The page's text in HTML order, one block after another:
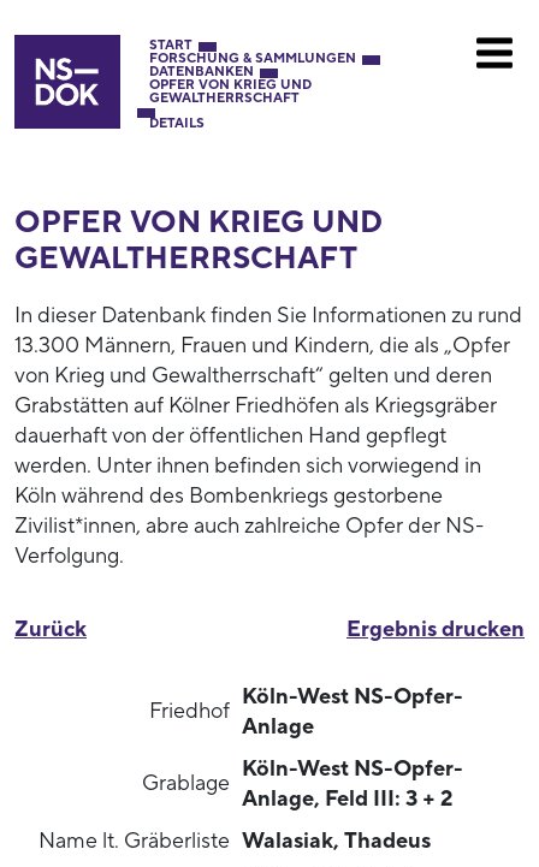
START
FORSCHUNG & SAMMLUNGEN
DATENBANKEN
OPFER VON KRIEG UND
GEWALTHERRSCHAFT
DETAILS
OPFER VON KRIEG UND
GEWALTHERRSCHAFT
In dieser Datenbank finden Sie Informationen zu rund
13.300 Männern, Frauen und Kindern, die als „Opfer
von Krieg und Gewaltherrschaft“ gelten und deren
Grabstätten auf Kölner Friedhöfen als Kriegsgräber
dauerhaft von der öffentlichen Hand gepflegt
werden. Unter ihnen befinden sich vorwiegend in
Köln während des Bombenkriegs gestorbene
Zivilist*innen, abre auch zahlreiche Opfer der NS-
Verfolgung.
Ergebnis drucken
Zurück
Friedhof
Köln-West NS-Opfer-
Anlage
Grablage
Köln-West NS-Opfer-
Anlage, Feld III: 3 + 2
Name lt. Gräberliste Walasiak, Thadeus